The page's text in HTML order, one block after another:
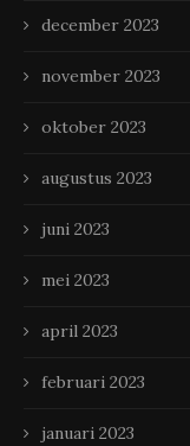
december 2023
november 2023
oktober 2023
augustus 2023
juni 2023
mei 2023
april 2023
februari 2023
januari 2023